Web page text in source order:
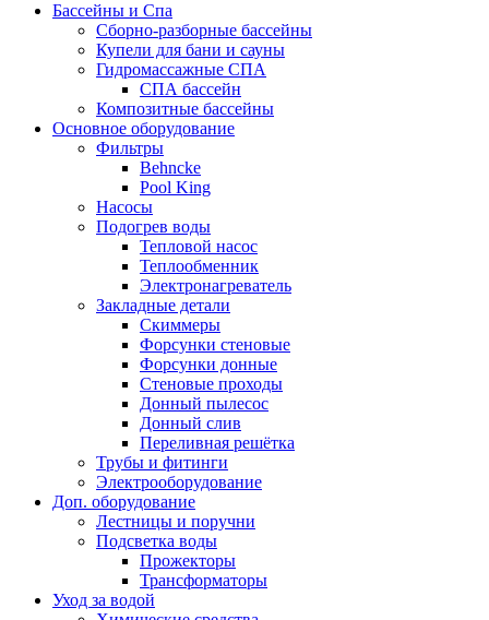
Бассейны и Спа
Сборно-разборные бассейны
Купели для бани и сауны
Гидромассажные СПА
СПА бассейн
Композитные бассейны
Основное оборудование
Фильтры
Behncke
Pool King
Насосы
Подогрев воды
Тепловой насос
Теплообменник
Электронагреватель
Закладные детали
Скиммеры
Форсунки стеновые
Форсунки донные
Стеновые проходы
Донный пылесос
Донный слив
Переливная решётка
Трубы и фитинги
Электрооборудование
Доп. оборудование
Лестницы и поручни
Подсветка воды
Прожекторы
Трансформаторы
Уход за водой